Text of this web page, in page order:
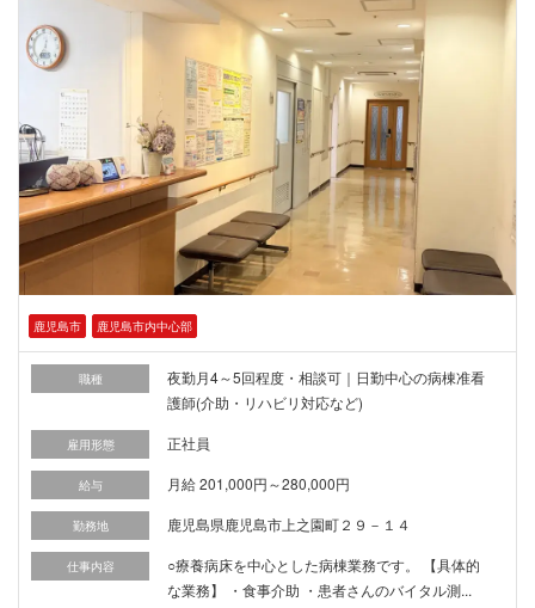
鹿児島市 鹿児島市内中心部
職種
夜勤月4～5回程度・相談可｜日勤中心の病棟准看
護師(介助・リハビリ対応など)
雇用形態 正社員
給与 月給 201,000円～280,000円
勤務地 鹿児島県鹿児島市上之園町２９－１４
仕事内容
○療養病床を中心とした病棟業務です。 【具体的
な業務】 ・食事介助 ・患者さんのバイタル測...